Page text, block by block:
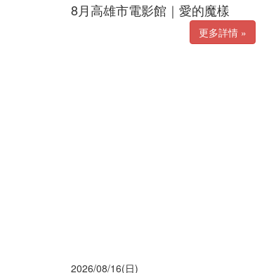
8月高雄市電影館｜愛的魔樣
更多詳情 »
2026/08/16(日)